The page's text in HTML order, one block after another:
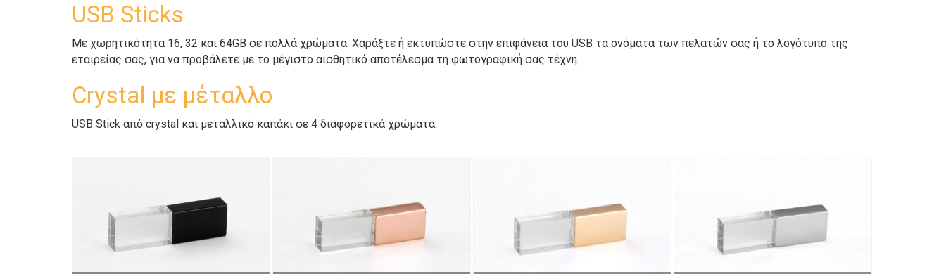
USB Sticks
Με χωρητικότητα 16, 32 και 64GB σε πολλά χρώματα. Χαράξτε ή εκτυπώστε στην επιφάνεια του USB τα ονόματα των πελατών σας ή το λογότυπο της
εταιρείας σας, για να προβάλετε με το μέγιστο αισθητικό αποτέλεσμα τη φωτογραφική σας τέχνη.
Crystal με μέταλλο
USB Stick από crystal και μεταλλικό καπάκι σε 4 διαφορετικά χρώματα.